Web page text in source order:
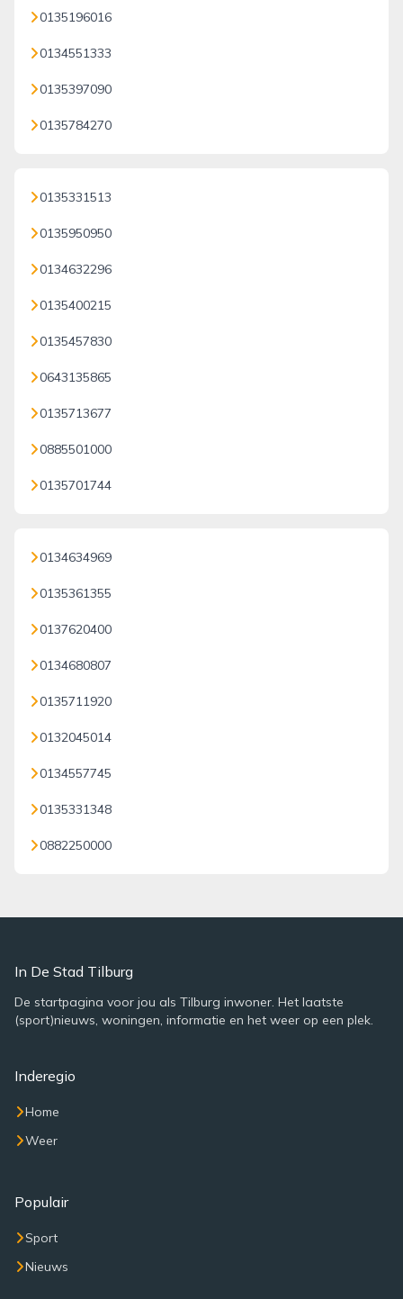
0135196016
0134551333
0135397090
0135784270
0135331513
0135950950
0134632296
0135400215
0135457830
0643135865
0135713677
0885501000
0135701744
0134634969
0135361355
0137620400
0134680807
0135711920
0132045014
0134557745
0135331348
0882250000
In De Stad Tilburg
De startpagina voor jou als Tilburg inwoner. Het laatste
(sport)nieuws, woningen, informatie en het weer op een plek.
Inderegio
Home
Weer
Populair
Sport
Nieuws